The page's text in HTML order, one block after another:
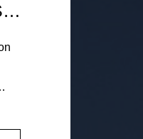
10 KM LA FERTE BERNARD, MAISON 2 CHAMBRES